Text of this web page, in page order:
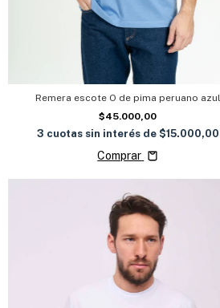
Remera escote O de pima peruano azul
$45.000,00
3 cuotas sin interés de $15.000,00
Comprar